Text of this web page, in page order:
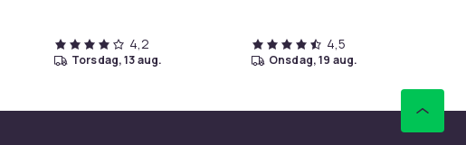
4,2
torsdag, 13 aug.
4,5
onsdag, 19 aug.